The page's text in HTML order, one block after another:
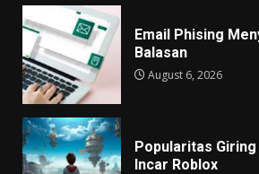
Email Phising
Balasan
August 6, 2026
Popularitas
Incar Roblox